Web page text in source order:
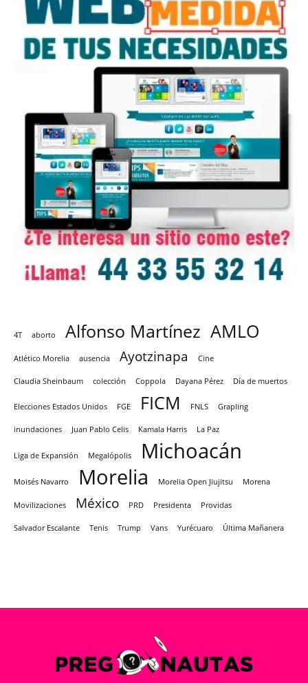
4T aborto Alfonso Martínez AMLO
Atlético Morelia ausencia Ayotzinapa Cine
Claudia Sheinbaum colección Coppola Dayana Pérez Día de muertos
Elecciones Estados Unidos FGE FICM FNLS Grapling
inundaciones Juan Pablo Celis Kamala Harris La Paz
Liga de Expansión Megalópolis Michoacán
Moisés Navarro Morelia Morelia Open Jiujitsu Morena
Movilizaciones México PRD Presidenta Providas
Salvador Escalante Tenis Trump Vans Yurécuaro Última Mañanera